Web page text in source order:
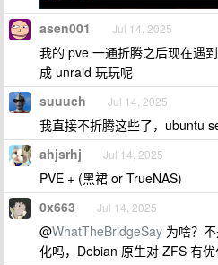
asen001 Jul 14, 2025
我的 pve 一通折腾之后现在遇
成 unraid 玩玩呢
suuuch Jul 14, 2025
我直接不折腾这些了，ubuntu
ahjsrhj Jul 14, 2025
PVE + (黑裙 or TrueNAS)
0x663 Jul 14, 2025
@WhatTheBridgeSay 为啥？
化吗，Debian 原生对 ZFS 有优